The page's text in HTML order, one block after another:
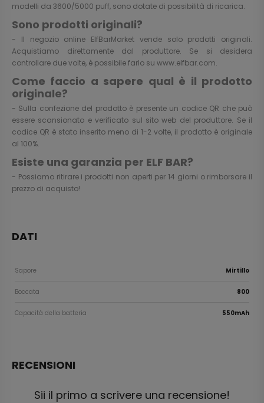
modelli da 3600/5000 puff, sono dotate di possibilità di ricarica.
Sono prodotti originali?
- Il negozio online ElfBarMarket vende solo prodotti originali.
Acquistiamo direttamente dal produttore. Se si desidera
controllare due volte, è possibile farlo su www.elfbar.com.
Come faccio a sapere qual è il prodotto
originale?
- Sulla confezione del prodotto è presente un codice QR che può
essere scansionato e verificato sul sito web del produttore. Se il
codice QR è stato inserito meno di 1-2 volte, il prodotto è originale
al 100%.
Esiste una garanzia per ELF BAR?
- Possiamo ritirare i prodotti non aperti per 14 giorni o rimborsare il
prezzo di acquisto!
DATI
Sapore Mirtillo
Boccata 800
Capacità della batteria 550mAh
RECENSIONI
Sii il primo a scrivere una recensione!